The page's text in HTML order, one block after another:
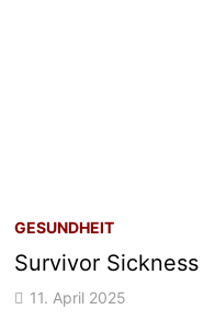
GESUNDHEIT
Survivor Sickness
11. April 2025